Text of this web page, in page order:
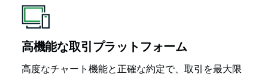
高機能な取引プラットフォーム
高度なチャート機能と正確な約定で、取引を最大限